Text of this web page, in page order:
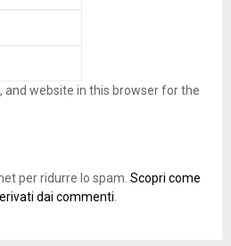
and website in this browser for the
per ridurre lo spam. Scopri come
dai commenti